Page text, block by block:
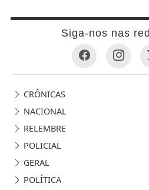
Siga-nos nas
CRÔNICAS
NACIONAL
RELEMBRE
POLICIAL
GERAL
POLÍTICA